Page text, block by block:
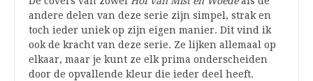
andere delen van deze serie zijn simpel, strak en
toch ieder uniek op zijn eigen manier. Dit vind ik
ook de kracht van deze serie. Ze lijken allemaal op
elkaar, maar je kunt ze elk prima onderscheiden
door de opvallende kleur die ieder deel heeft.